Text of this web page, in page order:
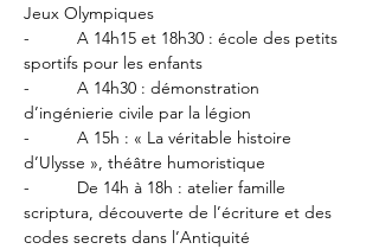
Jeux Olympiques
-          A 14h15 et 18h30 : école des petits
sportifs pour les enfants
-          A 14h30 : démonstration
d’ingénierie civile par la légion
-          A 15h : « La véritable histoire
d’Ulysse », théâtre humoristique
-          De 14h à 18h : atelier famille
scriptura, découverte de l’écriture et des
codes secrets dans l’Antiquité